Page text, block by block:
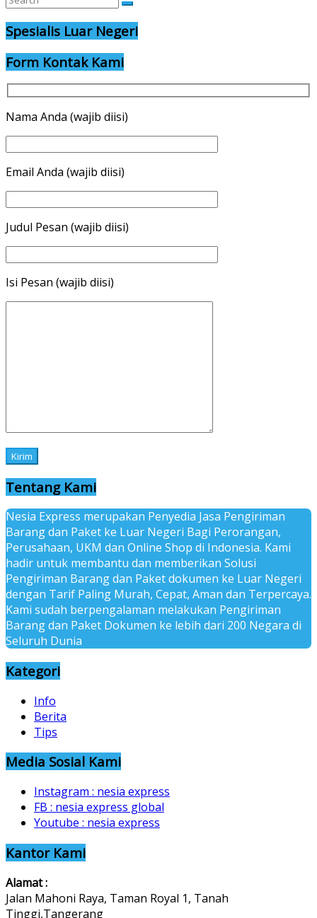
Spesialis Luar Negeri
Form Kontak Kami
Nama Anda (wajib diisi)
Email Anda (wajib diisi)
Judul Pesan (wajib diisi)
Isi Pesan (wajib diisi)
Tentang Kami
Nesia Express merupakan Penyedia Jasa Pengiriman
Barang dan Paket ke Luar Negeri Bagi Perorangan,
Perusahaan, UKM dan Online Shop di Indonesia. Kami
hadir untuk membantu dan memberikan Solusi
Pengiriman Barang dan Paket dokumen ke Luar Negeri
dengan Tarif Paling Murah, Cepat, Aman dan Terpercaya.
Kami sudah berpengalaman melakukan Pengiriman
Barang dan Paket Dokumen ke lebih dari 200 Negara di
Seluruh Dunia
Kategori
Info
Berita
Tips
Media Sosial Kami
Instagram : nesia express
FB : nesia express global
Youtube : nesia express
Kantor Kami
Alamat :
Jalan Mahoni Raya, Taman Royal 1, Tanah
Tinggi,Tangerang